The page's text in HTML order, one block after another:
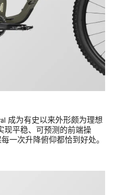
成为有史以来外形颇为理想
现平稳、可预测的前端操
一次升降俯仰都恰到好处。